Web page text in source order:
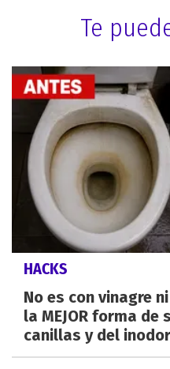
Te
HACKS
No es con vinagre
la MEJOR forma
canillas y del